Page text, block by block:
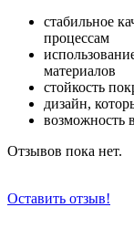
стабильное
процессам
материалов
стойкость
дизайн,
возможность
Отзывов пока нет.
Оставить отзыв!